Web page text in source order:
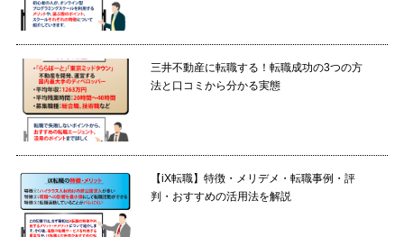
三井不動産に転職する！転職成功の3つの方
法と口コミから分かる実態
【iX転職】特徴・メリデメ・転職事例・評
判・おすすめの活用法を解説